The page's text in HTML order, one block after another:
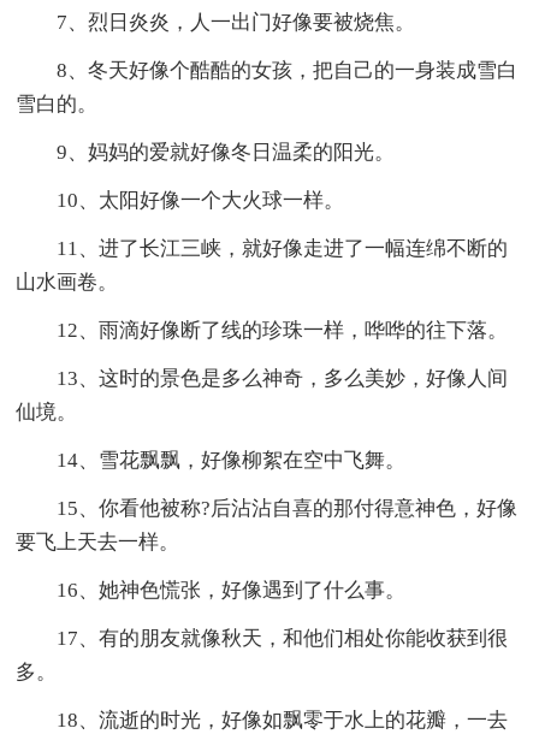
7、烈日炎炎，人一出门好像要被烧焦。
8、冬天好像个酷酷的女孩，把自己的一身装成雪白
雪白的。
9、妈妈的爱就好像冬日温柔的阳光。
10、太阳好像一个大火球一样。
11、进了长江三峡，就好像走进了一幅连绵不断的
山水画卷。
12、雨滴好像断了线的珍珠一样，哗哗的往下落。
13、这时的景色是多么神奇，多么美妙，好像人间
仙境。
14、雪花飘飘，好像柳絮在空中飞舞。
15、你看他被称?后沾沾自喜的那付得意神色，好像
要飞上天去一样。
16、她神色慌张，好像遇到了什么事。
17、有的朋友就像秋天，和他们相处你能收获到很
多。
18、流逝的时光，好像如飘零于水上的花瓣，一去